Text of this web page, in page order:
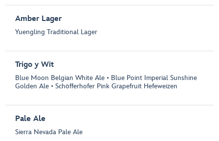
Amber Lager
Yuengling Traditional Lager
Trigo y Wit
Blue Moon Belgian White Ale • Blue Point Imperial Sunshine
Golden Ale • Schöfferhofer Pink Grapefruit Hefeweizen
Pale Ale
Sierra Nevada Pale Ale